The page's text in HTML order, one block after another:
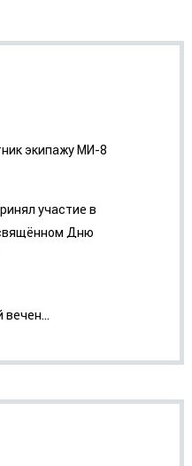
экипажу МИ-8
участие в
Дню
вечен...